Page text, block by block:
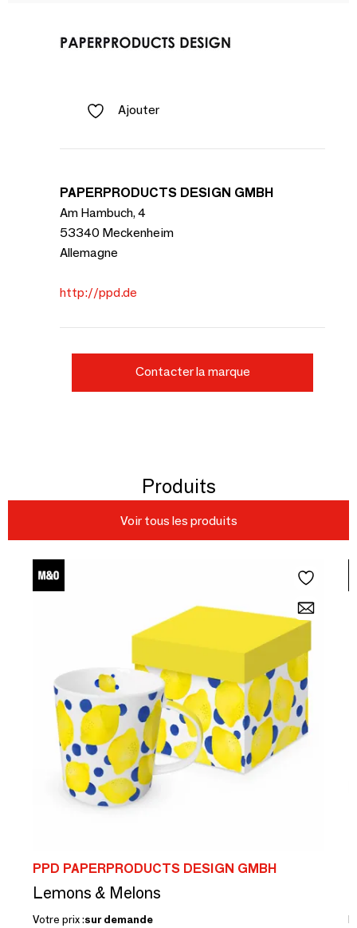
Ajouter
PAPERPRODUCTS DESIGN GMBH
Am Hambuch, 4
53340 Meckenheim
Allemagne
http://ppd.de
Contacter la marque
Produits
Voir tous les produits
PPD PAPERPRODUCTS DESIGN GMBH
Lemons & Melons
Votre prix :sur demande